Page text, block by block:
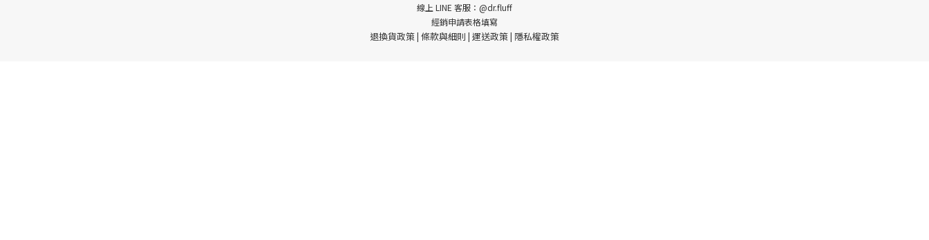
線上 LINE 客服：@dr.fluff
經銷申請表格填寫
退換貨政策| 條款與細則 | 運送政策| 隱私權政策